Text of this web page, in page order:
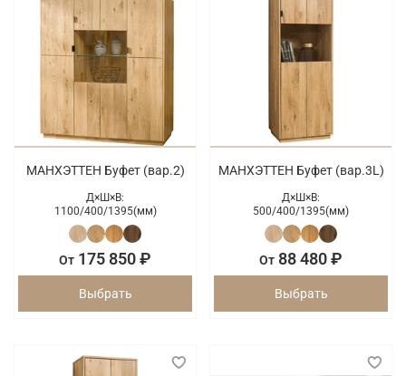
МАНХЭТТЕН Буфет (вар.2)
Д×Ш×В:
1100/400/1395(мм)
От 175 850 ₽
Выбрать
МАНХЭТТЕН Буфет (вар.3L)
Д×Ш×В:
500/400/1395(мм)
От 88 480 ₽
Выбрать